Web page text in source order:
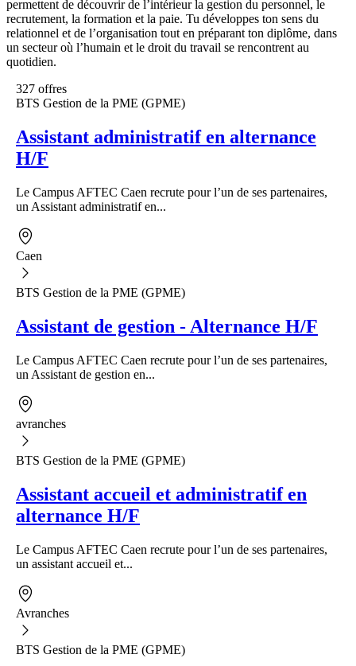
permettent de découvrir de l’intérieur la gestion du personnel, le
recrutement, la formation et la paie. Tu développes ton sens du
relationnel et de l’organisation tout en préparant ton diplôme, dans
un secteur où l’humain et le droit du travail se rencontrent au
quotidien.
327 offres
BTS Gestion de la PME (GPME)
Assistant administratif en alternance
H/F
Le Campus AFTEC Caen recrute pour l’un de ses partenaires,
un Assistant administratif en...
Caen
BTS Gestion de la PME (GPME)
Assistant de gestion - Alternance H/F
Le Campus AFTEC Caen recrute pour l’un de ses partenaires,
un Assistant de gestion en...
avranches
BTS Gestion de la PME (GPME)
Assistant accueil et administratif en
alternance H/F
Le Campus AFTEC Caen recrute pour l’un de ses partenaires,
un assistant accueil et...
Avranches
BTS Gestion de la PME (GPME)